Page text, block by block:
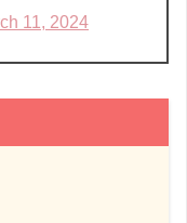
11, 2024